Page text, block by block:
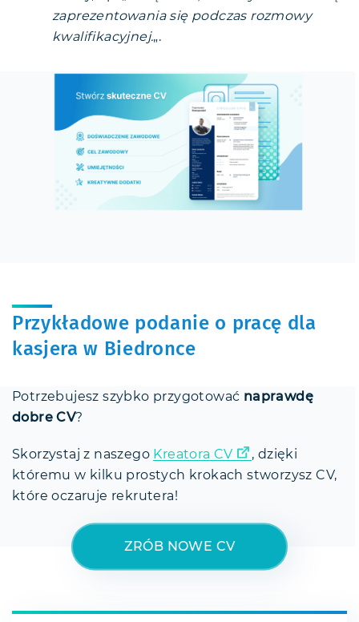
zaprezentowania się podczas rozmowy
kwalifikacyjnej.„.
Przykładowe podanie o pracę dla
kasjera w Biedronce
Potrzebujesz szybko przygotować naprawdę
dobre CV?
Skorzystaj z naszego Kreatora CV
, dzięki
któremu w kilku prostych krokach stworzysz CV,
które oczaruje rekrutera!
ZRÓB NOWE CV